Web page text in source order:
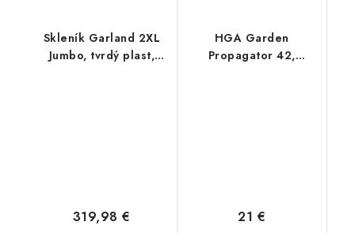
Skleník Garland 2XL
Jumbo, tvrdý plast,
319,98 €
HGA Garden
Propagator 42,
21 €